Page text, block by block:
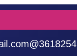
3618254@gmail.com